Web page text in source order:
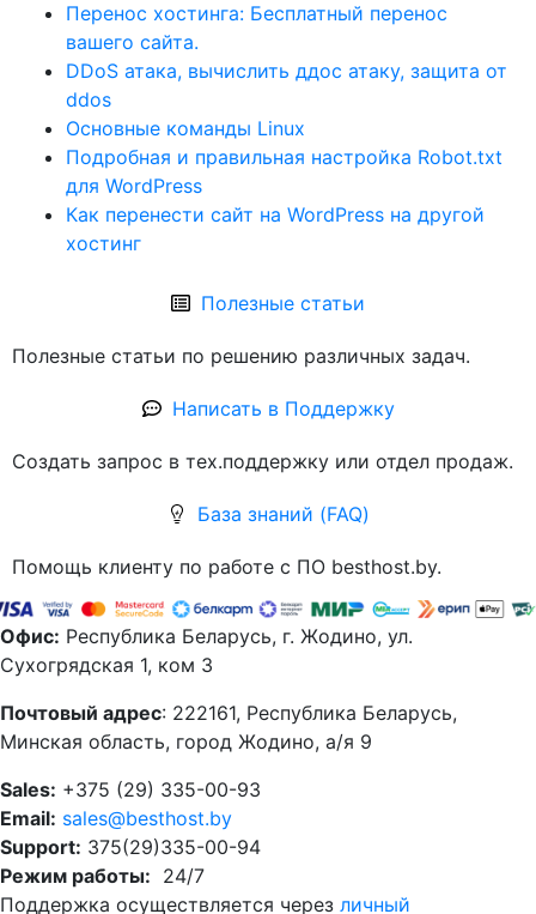
Перенос хостинга: Бесплатный перенос
вашего сайта.
DDoS атака, вычислить ддос атаку, защита от
ddos
Основные команды Linux
Подробная и правильная настройка Robot.txt
для WordPress
Как перенести сайт на WordPress на другой
хостинг
Полезные статьи
Полезные статьи по решению различных задач.
Написать в Поддержку
Создать запрос в тех.поддержку или отдел продаж.
База знаний (FAQ)
Помощь клиенту по работе с ПО besthost.by.
Офис: Республика Беларусь, г. Жодино, ул.
Сухогрядская 1, ком 3
Почтовый адрес: 222161, Республика Беларусь,
Минская область, город Жодино, а/я 9
Sales: +375 (29) 335-00-93
Email: sales@besthost.by
Support: 375(29)335-00-94
Режим работы: 24/7
Поддержка осуществляется через личный